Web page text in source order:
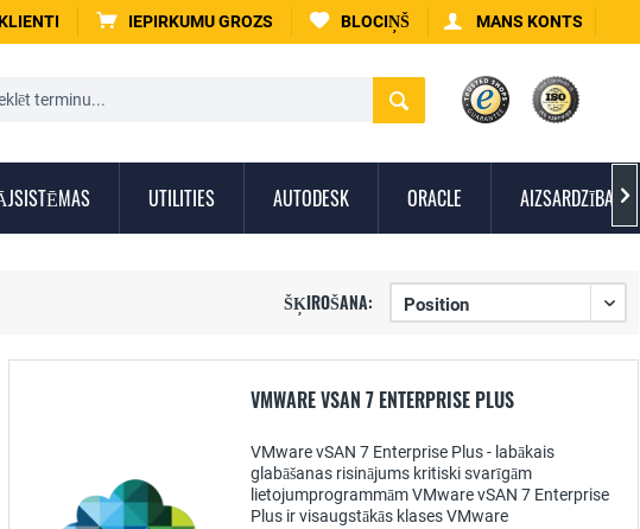
IEPIRKUMU GROZS BLOCIŅŠ MANS KONTS
UTILITIES AUTODESK ORACLE AIZSARDZĪBA 
ŠĶIROŠANA:
VMWARE VSAN 7 ENTERPRISE PLUS
VMware vSAN 7 Enterprise Plus - labākais
glabāšanas risinājums kritiski svarīgām
lietojumprogrammām VMware vSAN 7 Enterprise
Plus ir visaugstākās klases VMware